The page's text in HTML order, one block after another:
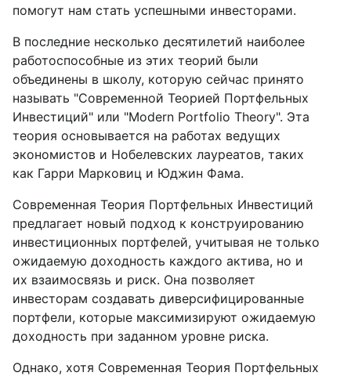
помогут нам стать успешными инвесторами.
В последние несколько десятилетий наиболее
работоспособные из этих теорий были
объединены в школу, которую сейчас принято
называть "Современной Теорией Портфельных
Инвестиций" или "Modern Portfolio Theory". Эта
теория основывается на работах ведущих
экономистов и Нобелевских лауреатов, таких
как Гарри Марковиц и Юджин Фама.
Современная Теория Портфельных Инвестиций
предлагает новый подход к конструированию
инвестиционных портфелей, учитывая не только
ожидаемую доходность каждого актива, но и
их взаимосвязь и риск. Она позволяет
инвесторам создавать диверсифицированные
портфели, которые максимизируют ожидаемую
доходность при заданном уровне риска.
Однако, хотя Современная Теория Портфельных